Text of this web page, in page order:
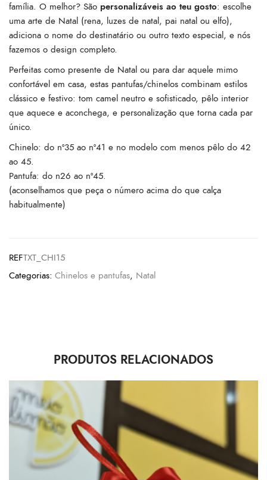
família. O melhor? São personalizáveis ao teu gosto: escolhe
uma arte de Natal (rena, luzes de natal, pai natal ou elfo),
adiciona o nome do destinatário ou outro texto especial, e nós
fazemos o design completo.
Perfeitas como presente de Natal ou para dar aquele mimo
confortável em casa, estas pantufas/chinelos combinam estilos
clássico e festivo: tom camel neutro e sofisticado, pêlo interior
que aquece e aconchega, e personalização que torna cada par
único.
Chinelo: do nº35 ao nº41 e no modelo com menos pêlo do 42
ao 45.
Pantufa: do n26 ao nº45.
(aconselhamos que peça o número acima do que calça
habitualmente)
REFTXT_CHI15
Categorias: Chinelos e pantufas, Natal
PRODUTOS RELACIONADOS